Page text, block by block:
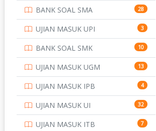
INSTITUT TEKNOLOGI
SUMATERA
9
IPDN / STPDN 148
PENDIDIKAN 943
PERBANKAN 3
POLRI 169
POLTEK SSN 7
4
BANK SOAL SMA 28
UJIAN MASUK UPI 3
BANK SOAL SMK 10
UJIAN MASUK UGM 13
UJIAN MASUK IPB 4
UJIAN MASUK UI 32
UJIAN MASUK ITB 7